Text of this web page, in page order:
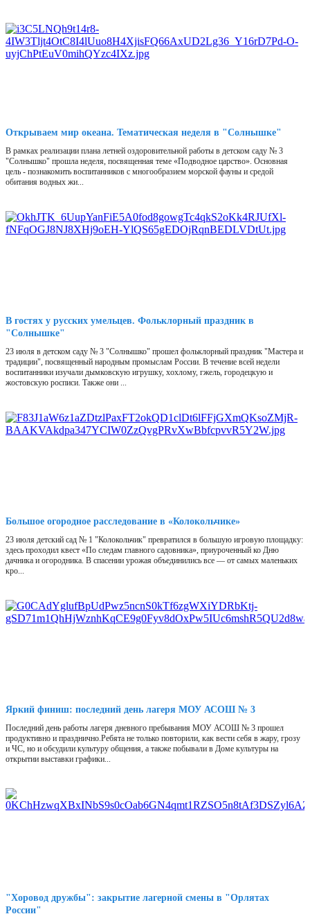
Открываем мир океана. Тематическая неделя в "Солнышке"
В рамках реализации плана летней оздоровительной работы в детском саду № 3
"Солнышко" прошла неделя, посвященная теме «Подводное царство». Основная
цель - познакомить воспитанников с многообразием морской фауны и средой
обитания водных жи...
В гостях у русских умельцев. Фольклорный праздник в
"Солнышке"
23 июля в детском саду № 3 "Солнышко" прошел фольклорный праздник "Мастера и
традиции", посвященный народным промыслам России. В течение всей недели
воспитанники изучали дымковскую игрушку, хохлому, гжель, городецкую и
жостовскую росписи. Также они ...
Большое огородное расследование в «Колокольчике»
23 июля детский сад № 1 "Колокольчик" превратился в большую игровую площадку:
здесь проходил квест «По следам главного садовника», приуроченный ко Дню
дачника и огородника. В спасении урожая объединились все — от самых маленьких
кро...
Яркий финиш: последний день лагеря МОУ АСОШ № 3
Последний день работы лагеря дневного пребывания МОУ АСОШ № 3 прошел
продуктивно и празднично.Ребята не только повторили, как вести себя в жару, грозу
и ЧС, но и обсудили культуру общения, а также побывали в Доме культуры на
открытии выставки графики...
"Хоровод дружбы": закрытие лагерной смены в "Орлятах
России"